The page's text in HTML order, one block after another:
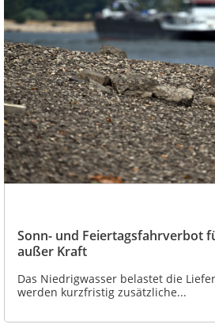
Sonn- und Feiertagsfahrverbot
außer Kraft
Das Niedrigwasser belastet die
werden kurzfristig zusätzliche...